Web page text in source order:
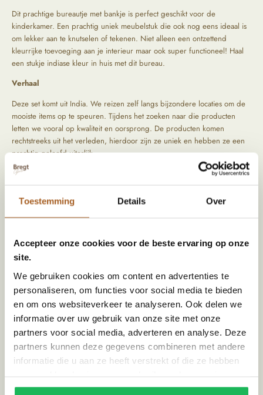
Toestemming Details Over
Accepteer onze cookies voor de beste ervaring op onze
site.
We gebruiken cookies om content en advertenties te
personaliseren, om functies voor social media te bieden
en om ons websiteverkeer te analyseren. Ook delen we
informatie over uw gebruik van onze site met onze
partners voor social media, adverteren en analyse. Deze
partners kunnen deze gegevens combineren met andere
informatie die u aan ze heeft verstrekt of die ze hebben
Dit prachtige bureautje met bankje is perfect geschikt voor de
kinderkamer. Een prachtig uniek meubelstuk die ook nog eens ideaal is
om lekker aan te knutselen of tekenen. Niet alleen een ontzettend
kleurrijke toevoeging aan je interieur maar ook super functioneel! Haal
een stukje indiase kleur in huis met dit bureau.
Verhaal
Deze set komt uit India. We reizen zelf langs bijzondere locaties om de
mooiste items op te speuren. Tijdens het zoeken naar die producten
letten we vooral op kwaliteit en oorsprong. De producten komen
rechtstreeks uit het verleden, hierdoor zijn ze uniek en hebben ze een
prachtig geleefd uiterlijk.
Specificaties
Kleur
Materiaal Hout
Land van herkomst
Stijl Ibiza vibe
Alternatieve producten
0 reviews